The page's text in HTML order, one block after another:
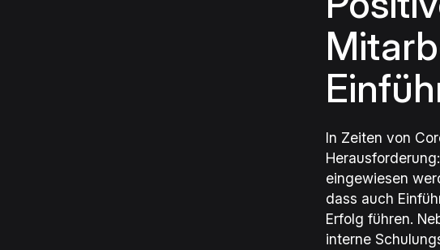
In Zeiten von
eingewiesen
dass auch
Erfolg führen.
interne